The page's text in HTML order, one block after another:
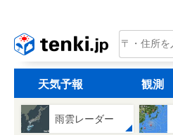
tenki.jp
天気予報 観測
雨雲レーダー